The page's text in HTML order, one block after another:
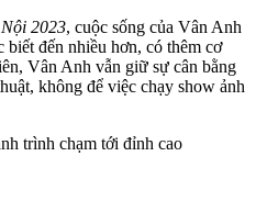
2023, cuộc sống của Vân Anh
đến nhiều hơn, có thêm cơ
Vân Anh vẫn giữ sự cân bằng
không để việc chạy show ảnh